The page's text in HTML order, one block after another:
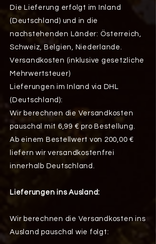
Die Lieferung erfolgt im Inland
(Deutschland) und in die
nachstehenden Länder: Österreich,
Schweiz, Belgien, Niederlande.
Versandkosten (inklusive gesetzliche
Mehrwertsteuer)
Lieferungen im Inland via DHL
(Deutschland):
Wir berechnen die Versandkosten
pauschal mit 6,99 € pro Bestellung.
Ab einem Bestellwert von 200,00 €
liefern wir versandkostenfrei
innerhalb Deutschland.
Lieferungen ins Ausland:
Wir berechnen die Versandkosten ins
Ausland pauschal wie folgt: